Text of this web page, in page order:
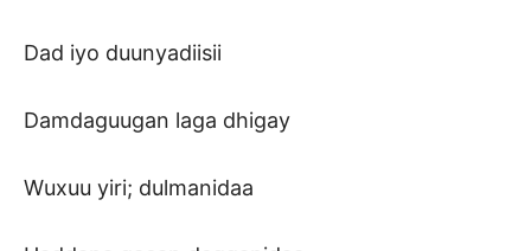
Dad iyo duunyadiisii
Damdaguugan laga dhigay
Wuxuu yiri; dulmanidaa